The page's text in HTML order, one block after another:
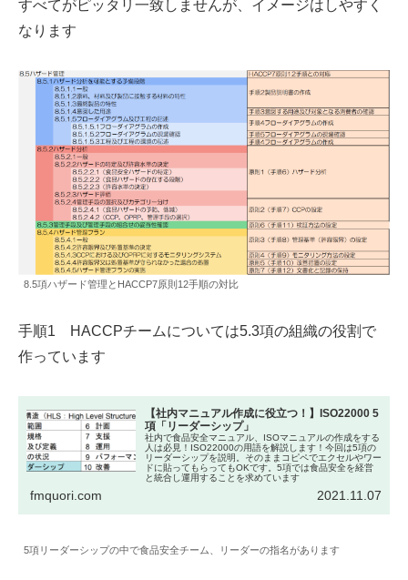
すべてがピッタリ一致しませんが、イメージはしやすく
なります
8.5項ハザード管理とHACCP7原則12手順の対比
手順1 HACCPチームについては5.3項の組織の役割で
作っています
【社内マニュアル作成に役立つ！】ISO22000 5
項「リーダーシップ」
社内で食品安全マニュアル、ISOマニュアルの作成をする
人は必見！ISO22000の用語を解説します！今回は5項の
リーダーシップを説明。そのままコピペでエクセルやワー
ドに貼ってもらってもOKです。5項では食品安全を経営
と統合し運用することを求めています
fmquori.com 2021.11.07
5項リーダーシップの中で食品安全チーム、リーダーの指名があります